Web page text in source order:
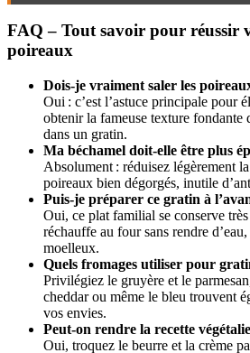
FAQ – Tout savoir pour réussir
poireaux
Dois-je vraiment saler les
Oui : c’est l’astuce principale pour
obtenir la fameuse texture
dans un gratin.
Ma béchamel doit-elle être plus
Absolument : réduisez légèrement
poireaux bien dégorgés, inutile
Puis-je préparer ce gratin à
Oui, ce plat familial se conserve
réchauffe au four sans rendre
moelleux.
Quels fromages utiliser pour
Privilégiez le gruyère et le
cheddar ou même le bleu trouvent
vos envies.
Peut-on rendre la recette
Oui, troquez le beurre et la crème